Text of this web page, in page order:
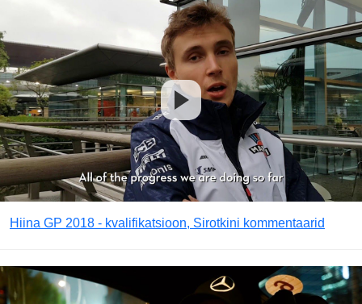
Hiina GP 2018 - kvalifikatsioon, Sirotkini kommentaarid